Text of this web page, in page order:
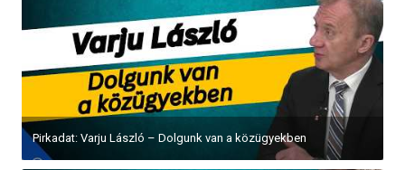
Pirkadat: Varju László – Dolgunk van a közügyekben